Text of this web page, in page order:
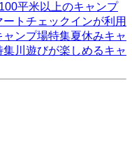
平米以上のキャンプ
ートチェックインが利用
ャンプ場特集夏休みキャ
集川遊びが楽しめるキャ